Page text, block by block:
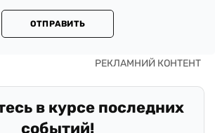
ОТПРАВИТЬ
в курсе последних
событий!